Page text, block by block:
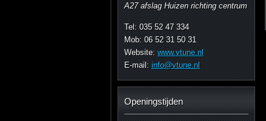
A27 afslag Huizen richting centrum
Tel: 035 52 47 334
Mob: 06 52 31 50 31
Website: www.vtune.nl
E-mail: info@vtune.nl
Openingstijden